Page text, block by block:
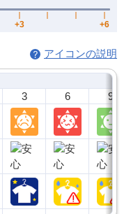
アイコンの説明
3 6 9